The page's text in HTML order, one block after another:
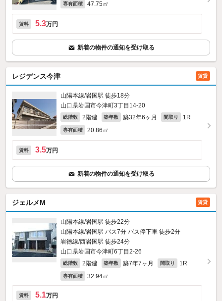
専有面積 47.75㎡
賃料 5.3万円
新着の物件の通知を受け取る
レジデンス今津 賃貸
山陽本線/岩国駅 徒歩18分
山口県岩国市今津町3丁目14-20
総階数 2階建 築年数 築32年6ヶ月 間取り 1R
専有面積 20.86㎡
賃料 3.5万円
新着の物件の通知を受け取る
ジェルメM 賃貸
山陽本線/岩国駅 徒歩22分
山陽本線/岩国駅 バス7分 バス停下車 徒歩2分
岩徳線/西岩国駅 徒歩24分
山口県岩国市今津町6丁目2-26
総階数 2階建 築年数 築7年7ヶ月 間取り 1R
専有面積 32.94㎡
賃料 5.1万円